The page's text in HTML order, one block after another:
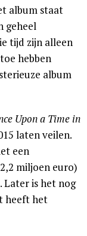
album staat
geheel
tijd zijn alleen
hebben
album
Upon a Time in
laten veilen.
een
miljoen euro)
Later is het nog
heeft het